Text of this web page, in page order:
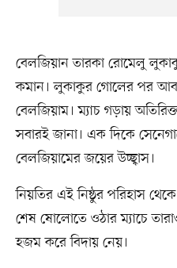
বেলজিয়ান তারকা রোমেলু
কমান। লুকাকুর গোলের পর
বেলজিয়াম। ম্যাচ গড়ায়
সবারই জানা। এক দিকে
বেলজিয়ামের জয়ের উচ্ছ্বাস।
নিয়তির এই নিষ্ঠুর পরিহাস
শেষ ষোলোতে ওঠার ম্যাচে
হজম করে বিদায় নেয়।